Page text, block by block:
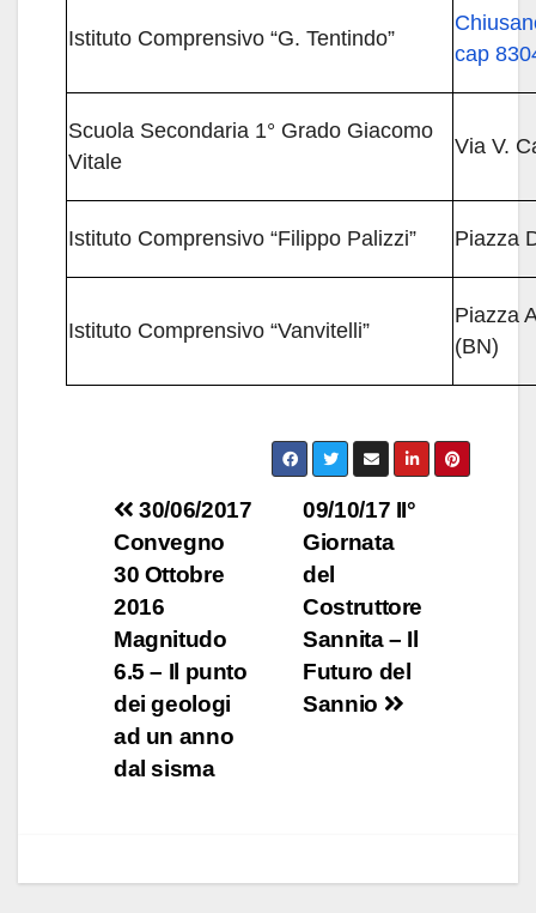
Istituto Comprensivo “G. Tentindo”
cap
Scuola Secondaria 1° Grado Giacomo
Vitale
Via V.
Istituto Comprensivo “Filippo Palizzi” Piazza
Istituto Comprensivo “Vanvitelli”
Piazza
(BN)
Navigazione
articoli
09/10/17 II°
Giornata
del
Costruttore
Sannita – Il
Futuro del
Sannio
30/06/2017
Convegno
30 Ottobre
2016
Magnitudo
6.5 – Il punto
dei geologi
ad un anno
dal sisma